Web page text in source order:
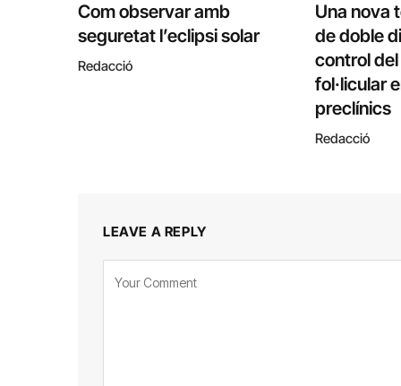
Com observar amb
seguretat l’eclipsi solar
Redacció
Una nova
de doble
control
fol·licular
preclínics
Redacció
LEAVE A REPLY